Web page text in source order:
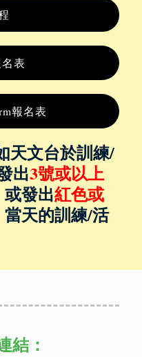
表
報名表
天文台於訓練/
出3號或以上
或發出紅色或
當天的訓練/活
結：